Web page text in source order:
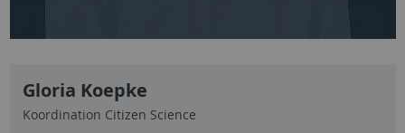
Gloria Koepke
Koordination Citizen Science